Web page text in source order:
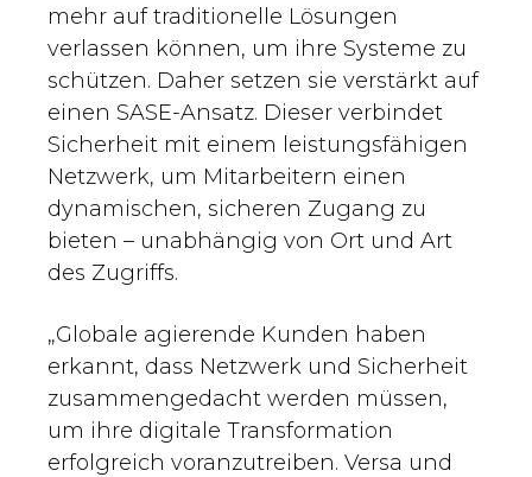
mehr auf traditionelle Lösungen
verlassen können, um ihre Systeme zu
schützen. Daher setzen sie verstärkt auf
einen SASE-Ansatz. Dieser verbindet
Sicherheit mit einem leistungsfähigen
Netzwerk, um Mitarbeitern einen
dynamischen, sicheren Zugang zu
bieten – unabhängig von Ort und Art
des Zugriffs.
„Globale agierende Kunden haben
erkannt, dass Netzwerk und Sicherheit
zusammengedacht werden müssen,
um ihre digitale Transformation
erfolgreich voranzutreiben. Versa und